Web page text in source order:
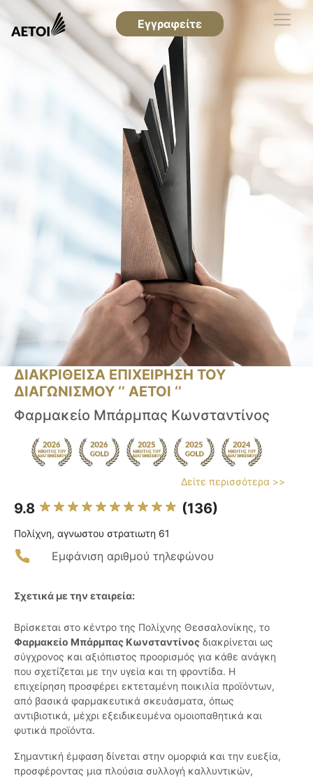
Εγγραφείτε
ΔΙΑΚΡΙΘΕΙΣΑ ΕΠΙΧΕΙΡΗΣΗ ΤΟΥ
ΔΙΑΓΩΝΙΣΜΟΥ ‘’ ΑΕΤΟΙ ‘’
Φαρμακείο Μπάρμπας Κωνσταντίνος
Δείτε περισσότερα >>
9.8 (136)
Πολίχνη, αγνωστου στρατιωτη 61
Εμφάνιση αριθμού τηλεφώνου
Σχετικά με την εταιρεία:
Βρίσκεται στο κέντρο της Πολίχνης Θεσσαλονίκης, το
Φαρμακείο Μπάρμπας Κωνσταντίνος διακρίνεται ως
σύγχρονος και αξιόπιστος προορισμός για κάθε ανάγκη
που σχετίζεται με την υγεία και τη φροντίδα. Η
επιχείρηση προσφέρει εκτεταμένη ποικιλία προϊόντων,
από βασικά φαρμακευτικά σκευάσματα, όπως
αντιβιοτικά, μέχρι εξειδικευμένα ομοιοπαθητικά και
φυτικά προϊόντα.
Σημαντική έμφαση δίνεται στην ομορφιά και την ευεξία,
προσφέροντας μια πλούσια συλλογή καλλυντικών,